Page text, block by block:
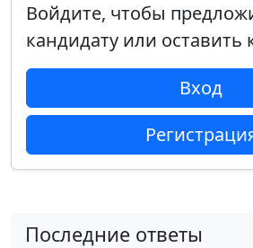
Войдите, чтобы
кандидату или
Вход
Последние ответы